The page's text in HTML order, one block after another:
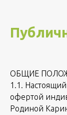
ОБЩИЕ
1.1.
офертой
Родиной